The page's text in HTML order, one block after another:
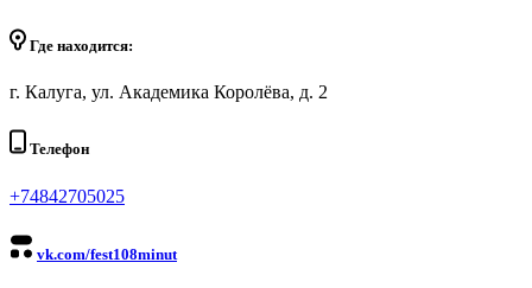
Где находится:
г. Калуга, ул. Академика Королёва, д. 2
Телефон
+74842705025
vk.com/fest108minut